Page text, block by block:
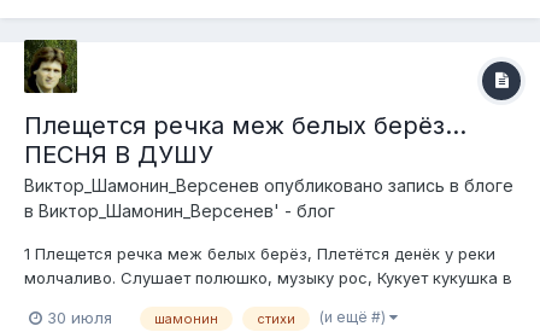
Плещется речка меж белых берёз...
ПЕСНЯ В ДУШУ
Виктор_Шамонин_Версенев опубликовано запись в блоге
в Виктор_Шамонин_Версенев' - блог
1 Плещется речка меж белых берёз, Плетётся денёк у реки
молчаливо. Слушает полюшко, музыку рос, Кукует кукушка в
птицы, И дали лежат без конца и без края. Поют у дорог и у
30 июля шамонин стихи (и ещё #)